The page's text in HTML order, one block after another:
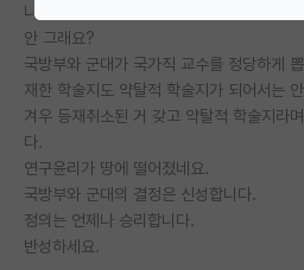
연구실(PI) 홍보 게시판
석박사 채용 정보 게시판
임용 정보 게시판
학부 인턴 게시판
취업 게시판
임용 후기 게시판
니라 깨끗한 학술지라는 거지요.
안 그래요?
국방부와 군대가 국가직 교수를 정당하게
재한 학술지도 약탈적 학술지가 되어서는
겨우 등재취소된 거 갖고 약탈적 학술지라
다.
연구윤리가 땅에 떨어졌네요.
국방부와 군대의 결정은 신성합니다.
정의는 언제나 승리합니다.
반성하세요.